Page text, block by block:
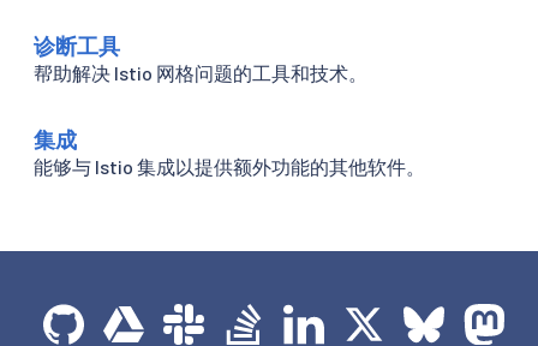
诊断工具
帮助解决 Istio 网格问题的工具和技术。
集成
能够与 Istio 集成以提供额外功能的其他软件。